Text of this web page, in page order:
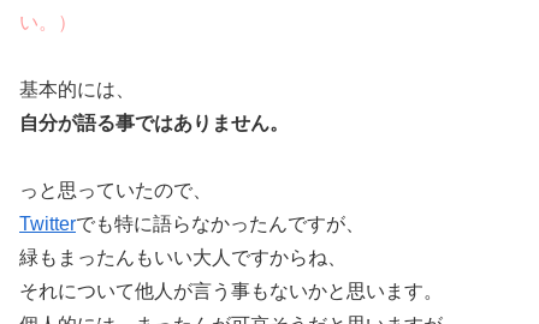
い。）
基本的には、
自分が語る事ではありません。
っと思っていたので、
Twitterでも特に語らなかったんですが、
緑もまったんもいい大人ですからね、
それについて他人が言う事もないかと思います。